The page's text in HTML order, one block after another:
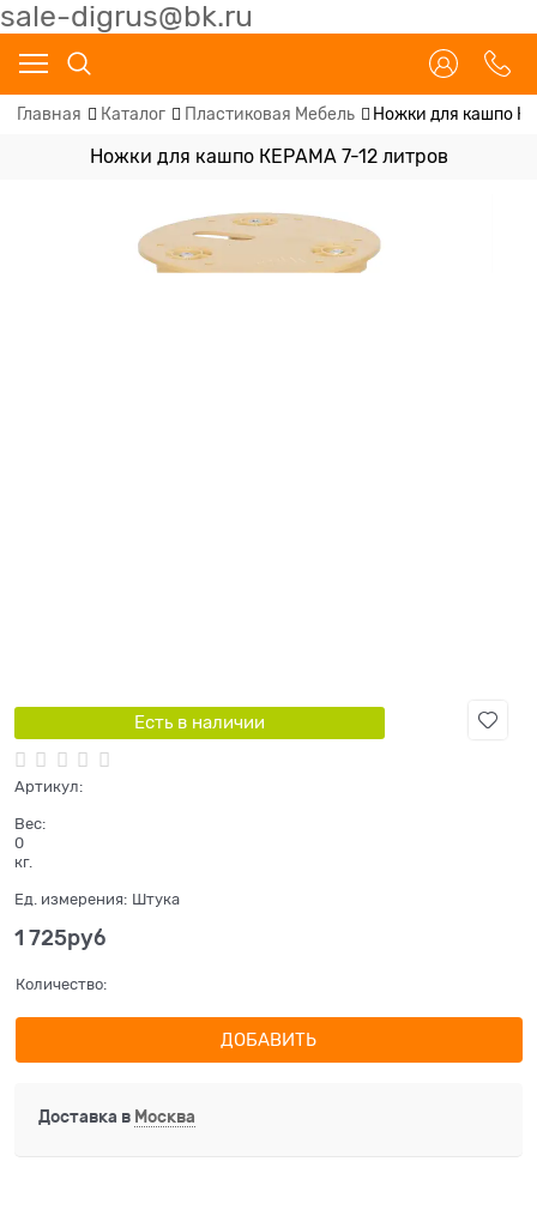
sale-digrus@bk.ru
Главная Каталог Пластиковая Мебель Ножки для кашпо
Ножки для кашпо КЕРАМА 7-12 литров
Есть в наличии
Артикул:
Вес:
0
кг.
Ед. измерения: Штука
1 725руб
Количество:
ДОБАВИТЬ
Доставка в Москва